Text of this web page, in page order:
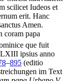
scilicet Iudeos et
erit. Hanc
Amen.
coram papa
que fuit
ipsius anno
–895 (editio
im Text